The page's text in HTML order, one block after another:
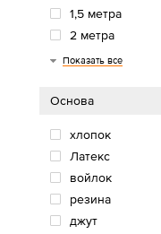
1,5 метра
2 метра
2,5 метра
2,9 метров
3 метра
3,5 метра
4 метра
5 метров
Показать все
Основа
хлопок
Латекс
войлок
резина
джут